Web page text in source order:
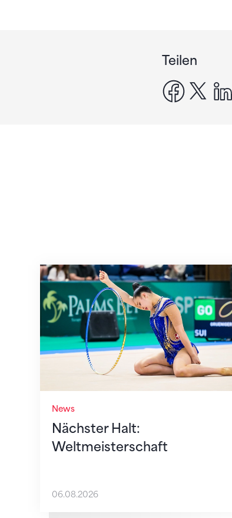
Teilen
facebook
x
News
Nächster Halt:
Weltmeisterschaft
Nächster Halt: Weltmeisterschaft
06.08.2026